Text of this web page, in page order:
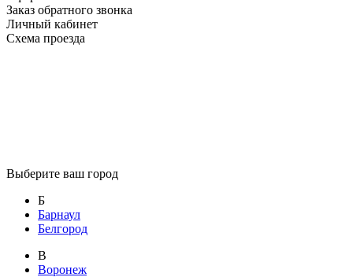
Заказ обратного звонка
Личный кабинет
Схема проезда
Выберите ваш город
Б
Барнаул
Белгород
В
Воронеж